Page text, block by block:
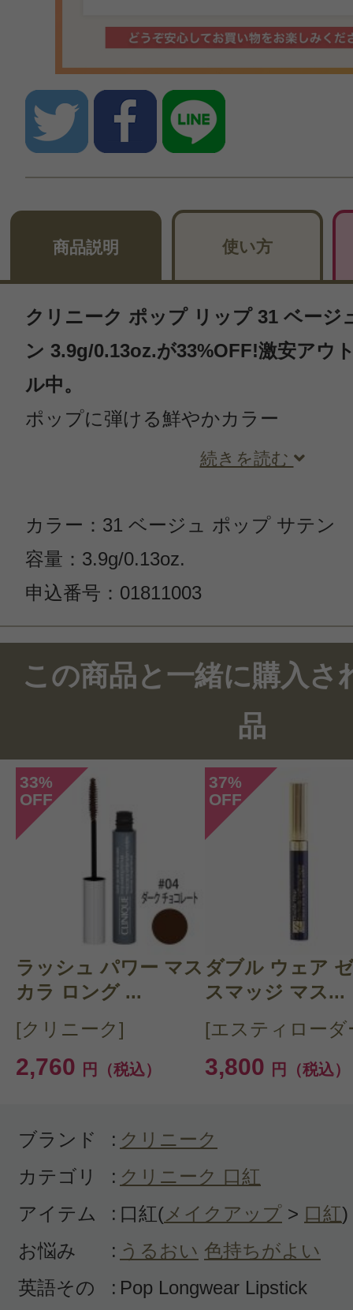
商品説明 使い方
クリニーク ポップ リップ 31 ベージ
ン 3.9g/0.13oz.が33%OFF!激安アウ
ル中。
ポップに弾ける鮮やかカラー
続きを読む
カラー：31 ベージュ ポップ サテン
容量：3.9g/0.13oz.
申込番号：01811003
このコスメのレビューを書いて
クチコミを投稿する
CT 会員様は、マイページの「購
らクチコミ投稿すると1 商品に
ントプレゼント！
この商品と一緒に購入さ
品
33%
OFF
ラッシュ パワー マス
カラ ロング ...
[クリニーク]
2,760 円（税込）
37%
OFF
ダブル ウェア
スマッジ マス...
[エスティローダ
3,800 円（税込）
ブランド : クリニーク
カテゴリ
: クリニーク 口紅
アイテム
: 口紅(メイクアップ > 口紅)
お悩み
: うるおい 色持ちがよい
英語その
: Pop Longwear Lipstick